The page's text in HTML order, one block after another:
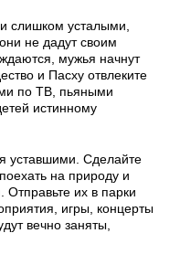
слишком усталыми,
не дадут своим
мужья начнут
и Пасху отвлеките
по ТВ, пьяными
истинному
уставшими. Сделайте
на природу и
их в парки
игры, концерты
вечно заняты,